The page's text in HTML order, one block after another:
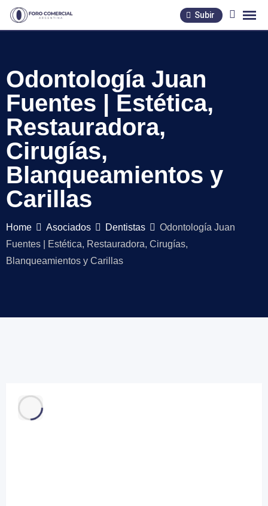
Skip
Subir
Odontología Juan
Fuentes | Estética,
Restauradora,
Cirugías,
Blanqueamientos y
Carillas
Home Asociados Dentistas
Odontología Juan
Fuentes | Estética, Restauradora, Cirugías,
Blanqueamientos y Carillas